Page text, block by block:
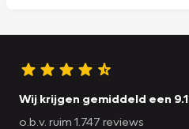
Wij krijgen gemiddeld een 9.1
o.b.v. ruim 1.747 reviews